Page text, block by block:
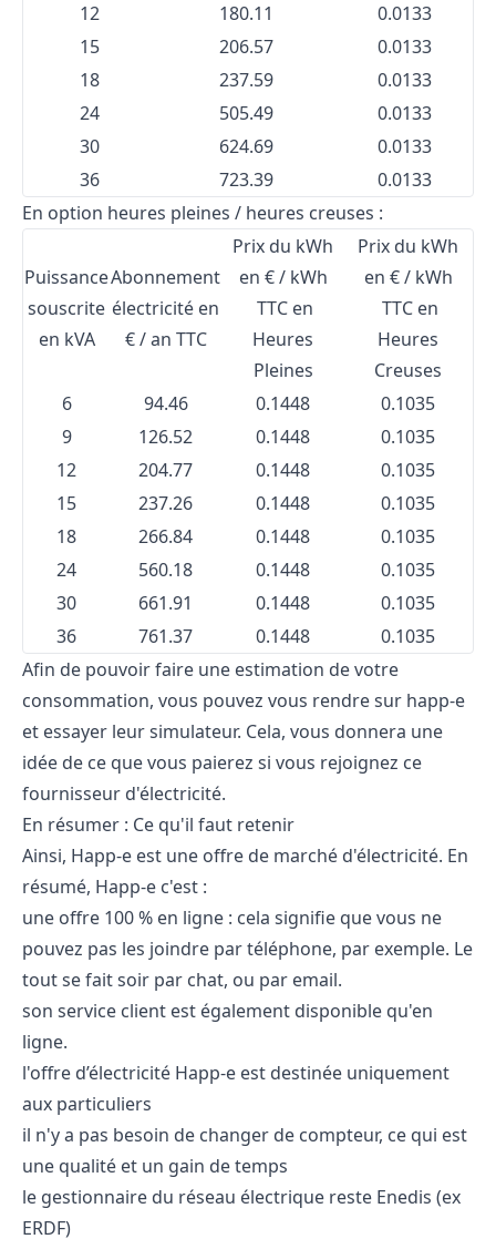
12
180.11
0.0133
15
206.57
0.0133
18
237.59
0.0133
24
505.49
0.0133
30
624.69
0.0133
36
723.39
0.0133
En option heures pleines / heures creuses :
Puissance
souscrite
en kVA
Abonnement
électricité en
€ / an TTC
Prix du kWh
en € / kWh
TTC en
Heures
Pleines
Prix du kWh
en € / kWh
TTC en
Heures
Creuses
6
94.46 0.1448
0.1035
9
126.52 0.1448
0.1035
12
204.77 0.1448
0.1035
15
237.26 0.1448
0.1035
18
266.84 0.1448
0.1035
24
560.18 0.1448
0.1035
30
661.91 0.1448
0.1035
36
761.37 0.1448
0.1035
Afin de pouvoir faire une estimation de votre
consommation, vous pouvez vous rendre sur happ-e
et essayer leur simulateur. Cela, vous donnera une
idée de ce que vous paierez si vous rejoignez ce
fournisseur d'électricité.
En résumer : Ce qu'il faut retenir
Ainsi, Happ-e est une offre de marché d'électricité. En
résumé, Happ-e c'est :
une offre 100 % en ligne : cela signifie que vous ne
pouvez pas les joindre par téléphone, par exemple. Le
tout se fait soir par chat, ou par email.
son service client est également disponible qu'en
ligne.
l'offre d’électricité Happ-e est destinée uniquement
aux particuliers
il n'y a pas besoin de changer de compteur, ce qui est
une qualité et un gain de temps
le gestionnaire du réseau électrique reste Enedis (ex
ERDF)